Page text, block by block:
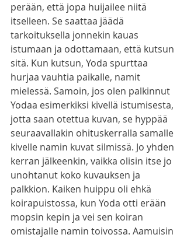
perään, että jopa huijailee niitä
itselleen. Se saattaa jäädä
tarkoituksella jonnekin kauas
istumaan ja odottamaan, että kutsun
sitä. Kun kutsun, Yoda spurttaa
hurjaa vauhtia paikalle, namit
mielessä. Samoin, jos olen palkinnut
Yodaa esimerkiksi kivellä istumisesta,
jotta saan otettua kuvan, se hyppää
seuraavallakin ohituskerralla samalle
kivelle namin kuvat silmissä. Jo yhden
kerran jälkeenkin, vaikka olisin itse jo
unohtanut koko kuvauksen ja
palkkion. Kaiken huippu oli ehkä
koirapuistossa, kun Yoda otti erään
mopsin kepin ja vei sen koiran
omistajalle namin toivossa. Aamuisin